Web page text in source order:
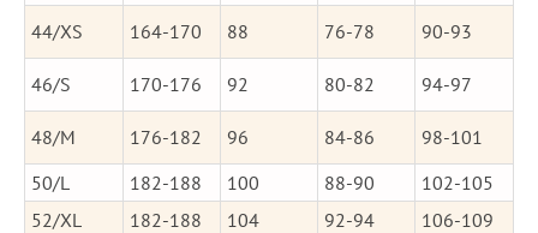
44/XS
164-170 88 76-78 90-93
46/S 170-176 92 80-82 94-97
48/M 176-182 96 84-86
98-101
50/L
182-188 100 88-90
102-105
52/XL
182-188 104 92-94
106-109